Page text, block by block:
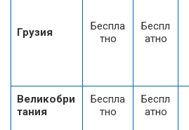
Грузия
Беспла
тно
Беспл
атно
Великобри
тания
Беспла
тно
Беспл
атно